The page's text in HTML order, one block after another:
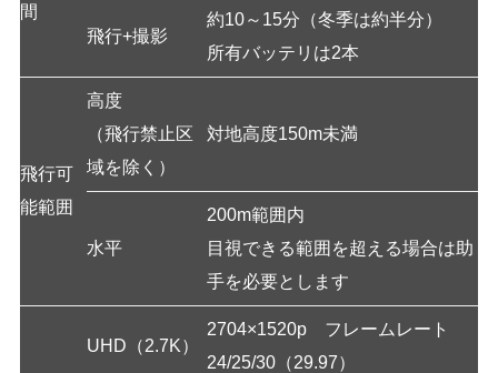
間
飛行+撮影
約10～15分（冬季は約半分）
所有バッテリは2本
飛行可
能範囲
高度
（飛行禁止区
域を除く）
対地高度150m未満
水平
200m範囲内
目視できる範囲を超える場合は助
手を必要とします
UHD（2.7K）
2704×1520p フレームレート
24/25/30（29.97）